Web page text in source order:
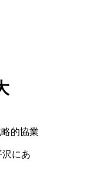
的協業
にあ